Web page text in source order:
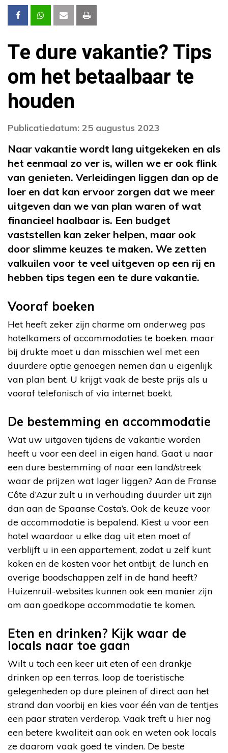
Te dure vakantie? Tips
om het betaalbaar te
houden
Publicatiedatum: 25 augustus 2023
Naar vakantie wordt lang uitgekeken en als
het eenmaal zo ver is, willen we er ook flink
van genieten. Verleidingen liggen dan op de
loer en dat kan ervoor zorgen dat we meer
uitgeven dan we van plan waren of wat
financieel haalbaar is. Een budget
vaststellen kan zeker helpen, maar ook
door slimme keuzes te maken. We zetten
valkuilen voor te veel uitgeven op een rij en
hebben tips tegen een te dure vakantie.
Vooraf boeken
Het heeft zeker zijn charme om onderweg pas
hotelkamers of accommodaties te boeken, maar
bij drukte moet u dan misschien wel met een
duurdere optie genoegen nemen dan u eigenlijk
van plan bent. U krijgt vaak de beste prijs als u
vooraf telefonisch of via internet boekt.
De bestemming en accommodatie
Wat uw uitgaven tijdens de vakantie worden
heeft u voor een deel in eigen hand. Gaat u naar
een dure bestemming of naar een land/streek
waar de prijzen wat lager liggen? Aan de Franse
Côte d’Azur zult u in verhouding duurder uit zijn
dan aan de Spaanse Costa’s. Ook de keuze voor
de accommodatie is bepalend. Kiest u voor een
hotel waardoor u elke dag uit eten moet of
verblijft u in een appartement, zodat u zelf kunt
koken en de kosten voor het ontbijt, de lunch en
overige boodschappen zelf in de hand heeft?
Huizenruil-websites kunnen ook een manier zijn
om aan goedkope accommodatie te komen.
Eten en drinken? Kijk waar de
locals naar toe gaan
Wilt u toch een keer uit eten of een drankje
drinken op een terras, loop de toeristische
gelegenheden op dure pleinen of direct aan het
strand dan voorbij en kies voor één van de tentjes
een paar straten verderop. Vaak treft u hier nog
een betere kwaliteit aan ook en weten ook locals
ze daarom vaak goed te vinden. De beste